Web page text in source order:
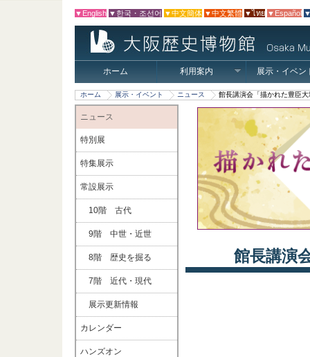
▼English ▼한국・조선어 ▼中文簡体 ▼中文繁體 ▼ไทย ▼Español
ホーム 利用案内 展示・イベン
ホーム 展示・イベント ニュース 館長講演会「描かれた豊臣
ニュース
特別展
特集展示
常設展示
10階 古代
9階 中世・近世
8階 歴史を掘る
7階 近代・現代
展示更新情報
カレンダー
ハンズオン
館長講演